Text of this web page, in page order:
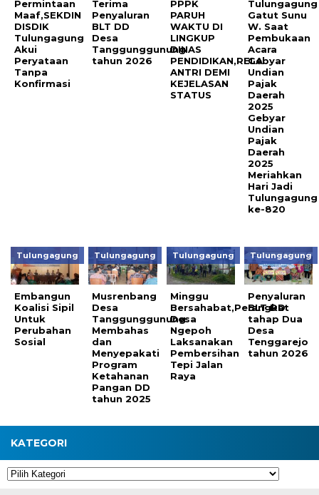
Permintaan
Maaf,SEKDIN
DISDIK
Tulungagung
Akui
Peryataan
Tanpa
Konfirmasi
Terima
Penyaluran
BLT DD
Desa
Tanggunggunung
tahun 2026
PPPK
PARUH
WAKTU DI
LINGKUP
DINAS
PENDIDIKAN,RELA
ANTRI DEMI
KEJELASAN
STATUS
Tulungagung
Gatut Sunu
W. Saat
Pembukaan
Acara
Gebyar
Undian
Pajak
Daerah
2025
Gebyar
Undian
Pajak
Daerah
2025
Meriahkan
Hari Jadi
Tulungagung
ke-820
Tulungagung
Embangun
Koalisi Sipil
Untuk
Perubahan
Sosial
Tulungagung
Musrenbang
Desa
Tanggunggunung
Membahas
dan
Menyepakati
Program
Ketahanan
Pangan DD
tahun 2025
Tulungagung
Minggu
Bersahabat,Perangkat
Desa
Ngepoh
Laksanakan
Pembersihan
Tepi Jalan
Raya
Tulungagung
Penyaluran
BLT DD
tahap Dua
Desa
Tenggarejo
tahun 2026
KATEGORI
Kategori